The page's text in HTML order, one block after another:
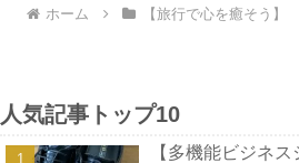
ホーム 【旅行で心を癒そう】
人気記事トップ10
【多機能ビジネ